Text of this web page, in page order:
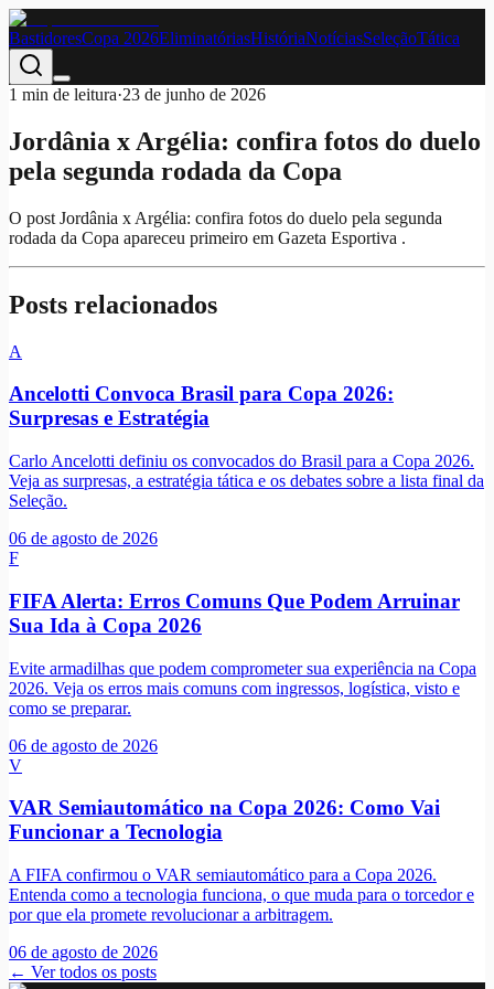
BastidoresCopa 2026EliminatóriasHistóriaNotíciasSeleçãoTática
1 min de leitura·23 de junho de 2026
Jordânia x Argélia: confira fotos do duelo
pela segunda rodada da Copa
O post Jordânia x Argélia: confira fotos do duelo pela segunda
rodada da Copa apareceu primeiro em Gazeta Esportiva .
Posts relacionados
A
Ancelotti Convoca Brasil para Copa 2026:
Surpresas e Estratégia
Carlo Ancelotti definiu os convocados do Brasil para a Copa 2026.
Veja as surpresas, a estratégia tática e os debates sobre a lista final da
Seleção.
06 de agosto de 2026
F
FIFA Alerta: Erros Comuns Que Podem Arruinar
Sua Ida à Copa 2026
Evite armadilhas que podem comprometer sua experiência na Copa
2026. Veja os erros mais comuns com ingressos, logística, visto e
como se preparar.
06 de agosto de 2026
V
VAR Semiautomático na Copa 2026: Como Vai
Funcionar a Tecnologia
A FIFA confirmou o VAR semiautomático para a Copa 2026.
Entenda como a tecnologia funciona, o que muda para o torcedor e
por que ela promete revolucionar a arbitragem.
06 de agosto de 2026
← Ver todos os posts